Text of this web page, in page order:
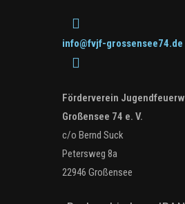
info@fvjf-grossensee74.de
Förderverein
Großensee 74 e. V.
c/o Bernd Suck
Petersweg 8a
22946 Großensee